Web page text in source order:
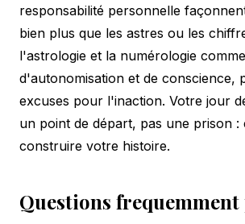
responsabilité personnelle
bien plus que les astres ou les
l'astrologie et la numérologie
d'autonomisation et de conscience,
excuses pour l'inaction. Votre jour
un point de départ, pas une prison :
construire votre histoire.
Questions frequemment